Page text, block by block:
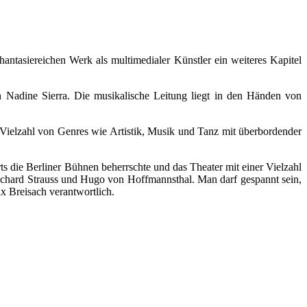
Werk als multimedialer Künstler ein weiteres Kapitel
Sierra. Die musikalische Leitung liegt in den Händen von
von Genres wie Artistik, Musik und Tanz mit überbordender
die Berliner Bühnen beherrschte und das Theater mit einer Vielzahl
Strauss und Hugo von Hoffmannsthal. Man darf gespannt sein,
Breisach verantwortlich.